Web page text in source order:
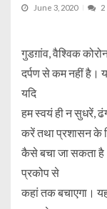
June 3, 2020 2
गुडग़ांव, वैश्विक
दर्पण से कम नहीं है।
यदि
हम स्वयं ही न सुधरें,
करें तथा प्रशासन के
कैसे बचा जा सकता
प्रकोप से
कहां तक बचाएगा।